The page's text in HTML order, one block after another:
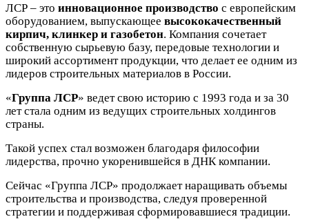
ЛСР – это инновационное производство с европейским
оборудованием, выпускающее высококачественный
кирпич, клинкер и газобетон. Компания сочетает
собственную сырьевую базу, передовые технологии и
широкий ассортимент продукции, что делает ее одним из
лидеров строительных материалов в России.
«Группа ЛСР» ведет свою историю с 1993 года и за 30
лет стала одним из ведущих строительных холдингов
страны.
Такой успех стал возможен благодаря философии
лидерства, прочно укоренившейся в ДНК компании.
Сейчас «Группа ЛСР» продолжает наращивать объемы
строительства и производства, следуя проверенной
стратегии и поддерживая сформировавшиеся традиции.